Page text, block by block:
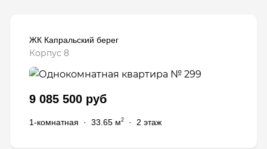
ЖК Капральский берег
Корпус 8
9 085 500 руб
1-комнатная · 33.65 м2 · 2 этаж